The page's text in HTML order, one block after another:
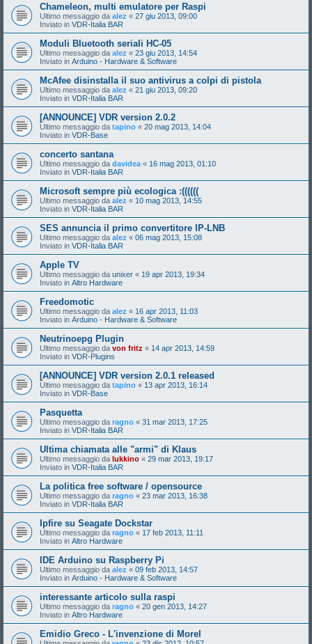
Chameleon, multi emulatore per Raspi
Ultimo messaggio da alez « 27 giu 2013, 09:00
Inviato in VDR-Italia BAR
Moduli Bluetooth seriali HC-05
Ultimo messaggio da alez « 23 giu 2013, 14:54
Inviato in Arduino - Hardware & Software
McAfee disinstalla il suo antivirus a colpi di pistola
Ultimo messaggio da alez « 21 giu 2013, 09:20
Inviato in VDR-Italia BAR
[ANNOUNCE] VDR version 2.0.2
Ultimo messaggio da tapino « 20 mag 2013, 14:04
Inviato in VDR-Base
concerto santana
Ultimo messaggio da davidea « 16 mag 2013, 01:10
Inviato in VDR-Italia BAR
Microsoft sempre più ecologica :((((((
Ultimo messaggio da alez « 10 mag 2013, 14:55
Inviato in VDR-Italia BAR
SES annuncia il primo convertitore IP-LNB
Ultimo messaggio da alez « 06 mag 2013, 15:08
Inviato in VDR-Italia BAR
Apple TV
Ultimo messaggio da unixer « 19 apr 2013, 19:34
Inviato in Altro Hardware
Freedomotic
Ultimo messaggio da alez « 16 apr 2013, 11:03
Inviato in Arduino - Hardware & Software
Neutrinoepg Plugin
Ultimo messaggio da von fritz « 14 apr 2013, 14:59
Inviato in VDR-Plugins
[ANNOUNCE] VDR version 2.0.1 released
Ultimo messaggio da tapino « 13 apr 2013, 16:14
Inviato in VDR-Base
Pasquetta
Ultimo messaggio da ragno « 31 mar 2013, 17:25
Inviato in VDR-Italia BAR
Ultima chiamata alle "armi" di Klaus
Ultimo messaggio da lukkino « 29 mar 2013, 19:17
Inviato in VDR-Italia BAR
La politica free software / opensource
Ultimo messaggio da ragno « 23 mar 2013, 16:38
Inviato in VDR-Italia BAR
Ipfire su Seagate Dockstar
Ultimo messaggio da ragno « 17 feb 2013, 11:11
Inviato in Altro Hardware
IDE Arduino su Raspberry Pi
Ultimo messaggio da alez « 09 feb 2013, 14:57
Inviato in Arduino - Hardware & Software
interessante articolo sulla raspi
Ultimo messaggio da ragno « 20 gen 2013, 14:27
Inviato in Altro Hardware
Emidio Greco - L'invenzione di Morel